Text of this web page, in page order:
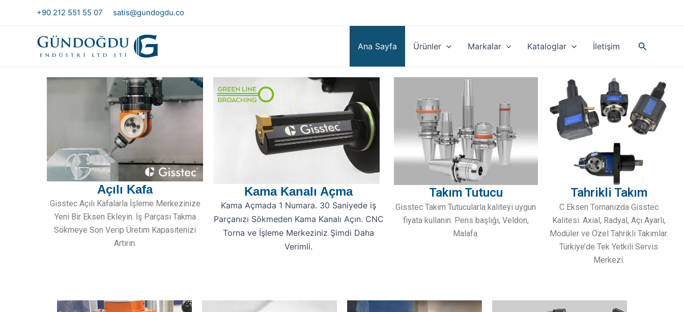
+90 212 551 55 07 satis@gundogdu.co
Ana Sayfa Ürünler Markalar Kataloglar İletişim Search
Açılı Kafa
Gisstec Açılı Kafalarla İşleme Merkezinize
Yeni Bir Eksen Ekleyin. İş Parçası Takma
Sökmeye Son Verip Üretim Kapasitenizi
Artırın.
Kama Kanalı Açma
Kama Açmada 1 Numara. 30 Saniyede iş
Parçanızı Sökmeden Kama Kanalı Açın. CNC
Torna ve İşleme Merkeziniz Şimdi Daha
Verimli.
Takım Tutucu
Gisstec Takım Tutucularla kaliteyi uygun
fiyata kullanın. Pens başlığı, Veldon,
Malafa.
Tahrikli Takım
C Eksen Tornanızda Gisstec
Kalitesi. Axial, Radyal, Açı Ayarlı,
Modüler ve Özel Tahrikli Takımlar.
Türkiye’de Tek Yetkili Servis
Merkezi.